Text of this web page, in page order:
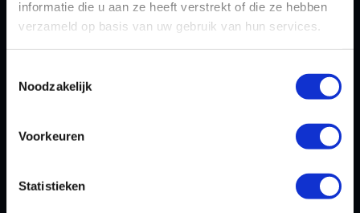
informatie die u aan ze heeft verstrekt of die ze hebben
verzameld op basis van uw gebruik van hun services.
Noodzakelijk
Voorkeuren
Statistieken